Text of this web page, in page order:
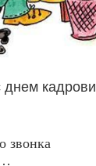
звонка